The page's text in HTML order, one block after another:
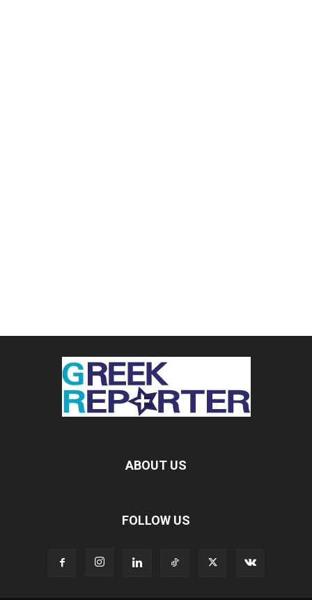
ABOUT US
FOLLOW US